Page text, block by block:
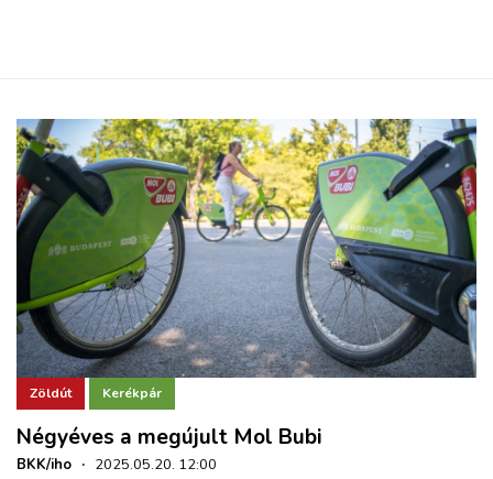
Zöldút Kerékpár
Négyéves a megújult Mol Bubi
BKK/iho · 2025.05.20. 12:00